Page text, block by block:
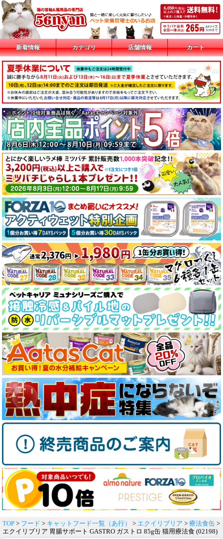
新着情報 カテゴリ 店舗情報 カート
TOP > フード > キャットフード一覧（あ行） > エクイリブリア > 療法食缶 >
エクイリブリア 胃腸サポート GASTRO ガストロ 85g缶 猫用療法食 (02198)